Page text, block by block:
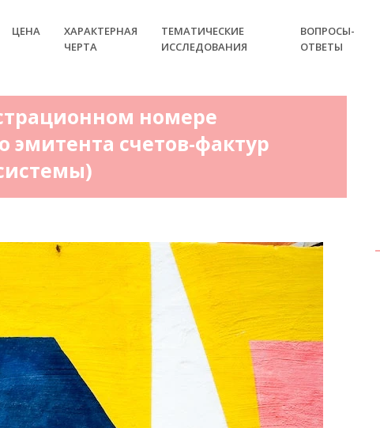
ЦЕНА
ХАРАКТЕРНАЯ
ЧЕРТА
ТЕМАТИЧЕСКИЕ
ИССЛЕДОВАНИЯ
ВОПРОСЫ-
ОТВЕТЫ
номере
эмитента счетов-фактур